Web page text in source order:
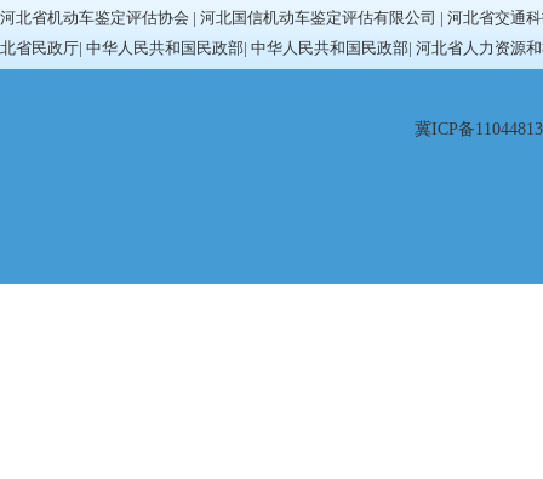
河北省机动车鉴定评估协会 | 河北国信机动车鉴定评估有限公司 | 河北省交通
北省民政厅| 中华人民共和国民政部| 中华人民共和国民政部| 河北省人力资源
冀ICP备